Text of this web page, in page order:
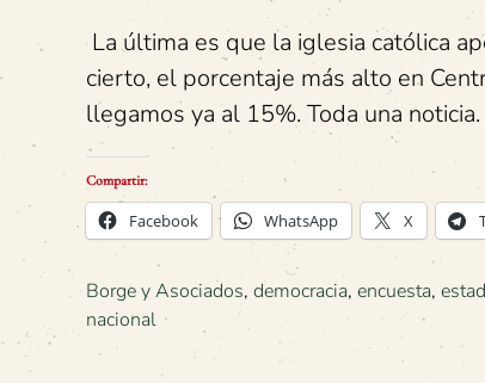
La última es que la iglesia católica
cierto, el porcentaje más alto en
llegamos ya al 15%. Toda una noticia.
Compartir:
Facebook WhatsApp X
Borge y Asociados, democracia, encuesta,
nacional